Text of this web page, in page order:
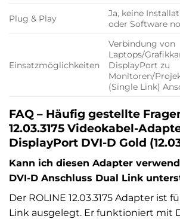
Plug & Play
Ja, keine
oder Software
Einsatzmöglichkeiten
Verbindung von
Laptops/
DisplayPort zu
Monitoren/
(Single Link)
FAQ – Häufig gestellte
12.03.3175 Videokabel-
DisplayPort DVI-D Gold
Kann ich diesen Adapter
DVI-D Anschluss Dual Link
Der ROLINE 12.03.3175 Adapter ist
Link ausgelegt. Er funktioniert mit